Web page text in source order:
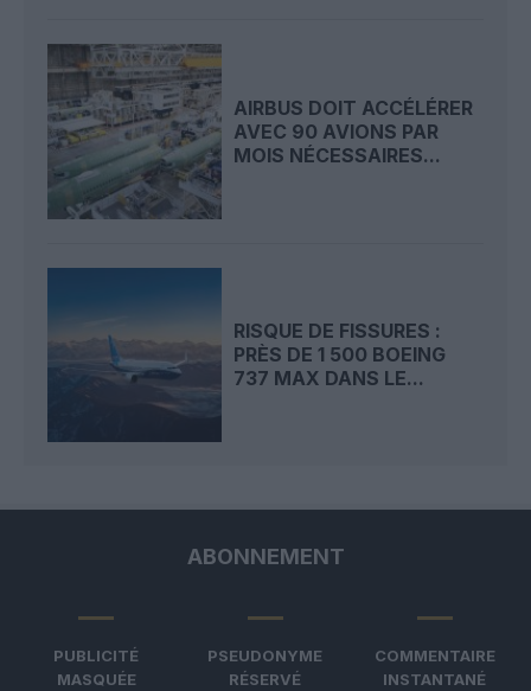
AIRBUS DOIT ACCÉLÉRER
AVEC 90 AVIONS PAR
MOIS NÉCESSAIRES...
RISQUE DE FISSURES :
PRÈS DE 1 500 BOEING
737 MAX DANS LE...
ABONNEMENT
PUBLICITÉ
MASQUÉE
PSEUDONYME
RÉSERVÉ
COMMENTAIRE
INSTANTANÉ